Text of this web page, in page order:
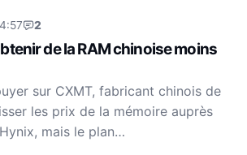
2
de la RAM chinoise moins
sur CXMT, fabricant chinois de
les prix de la mémoire auprès
mais le plan…